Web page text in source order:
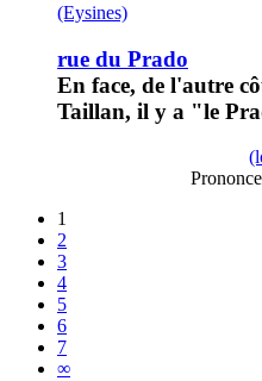
(Eysines)
rue du Prado
En face, de l'autre
Taillan, il y a "le
1
2
3
4
5
6
7
∞